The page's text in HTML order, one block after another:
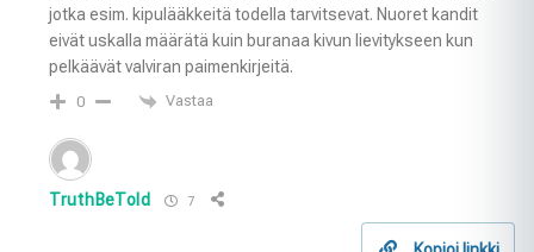
jotka esim. kipulääkkeitä todella tarvitsevat. Nuoret kandit
eivät uskalla määrätä kuin buranaa kivun lievitykseen kun
pelkäävät valviran paimenkirjeitä.
0 Vastaa
TruthBeTold 7